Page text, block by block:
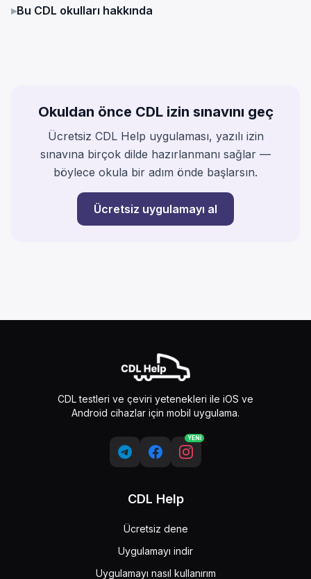
▸Bu CDL okulları hakkında
Okuldan önce CDL izin sınavını geç
Ücretsiz CDL Help uygulaması, yazılı izin
sınavına birçok dilde hazırlanmanı sağlar —
böylece okula bir adım önde başlarsın.
Ücretsiz uygulamayı al
CDL testleri ve çeviri yetenekleri ile iOS ve
Android cihazlar için mobil uygulama.
YENİ
CDL Help
Ücretsiz dene
Uygulamayı indir
Uygulamayı nasıl kullanırım